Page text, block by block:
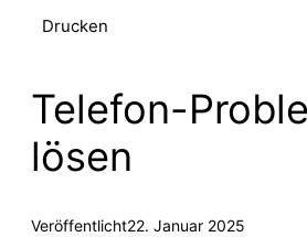
Drucken
Telefon-
lösen
Veröffentlicht22. Januar 2025